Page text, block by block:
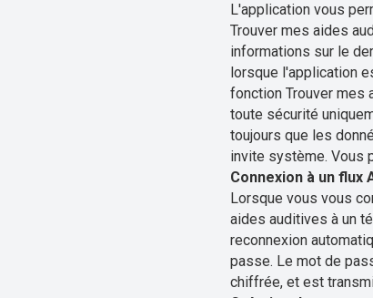
L'application vous
Trouver mes aides
informations sur le
lorsque l'application
fonction Trouver mes
toute sécurité
toujours que les
invite système. Vous
Connexion à un flux
Lorsque vous vous
aides auditives à un
reconnexion
passe. Le mot de
chiffrée, et est